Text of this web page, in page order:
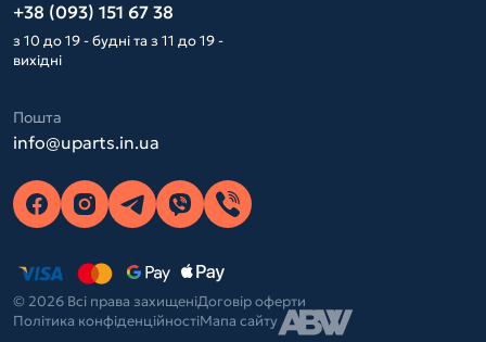
+38 (093) 151 67 38
з 10 до 19 - будні та з 11 до 19 -
вихідні
Пошта
info@uparts.in.ua
© 2026 Всі права захищеніДоговір оферти
Політика конфіденційностіМапа сайту